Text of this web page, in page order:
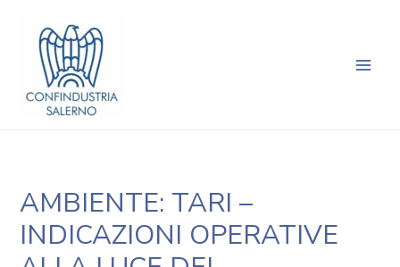
contenuto
AMBIENTE: TARI –
INDICAZIONI OPERATIVE
articoli